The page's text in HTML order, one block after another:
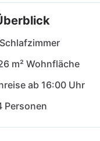
Kap
nach dem anderen
Restaurants
m² Wohnfläche
ab 16:00 Uhr
Personen